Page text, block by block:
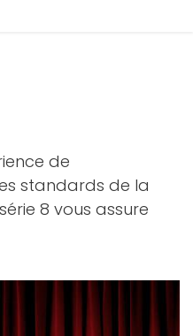
de
standards de la
8 vous assure